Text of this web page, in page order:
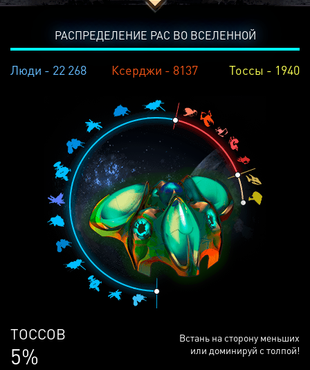
РАСПРЕДЕЛЕНИЕ РАС ВО ВСЕЛЕННОЙ
Люди - 22 268 Ксерджи - 8137 Тоссы - 1940
ЛЮДЕЙ
68%
Встань на сторону меньших
или доминируй с толпой!